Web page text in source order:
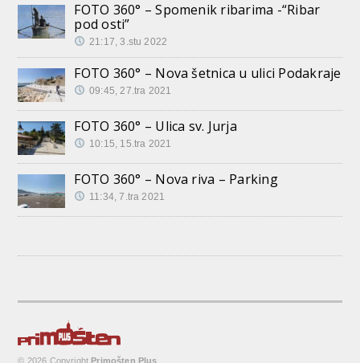
FOTO 360° – Spomenik ribarima -“Ribar
pod osti”
21:17, 3.stu 2022
FOTO 360° – Nova šetnica u ulici Podakraje
09:45, 27.tra 2021
FOTO 360° – Ulica sv. Jurja
10:15, 15.tra 2021
FOTO 360° – Nova riva – Parking
11:34, 7.tra 2021
© 2026 Copyright Primošten Plus